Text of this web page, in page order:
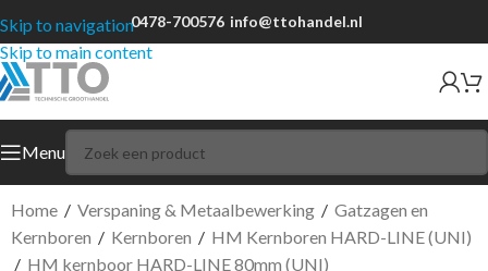
Skip to navigation
Skip to main content
0478-700576 info@ttohandel.nl
Menu
Home / Verspaning & Metaalbewerking / Gatzagen en
Kernboren / Kernboren / HM Kernboren HARD-LINE (UNI)
/ HM kernboor HARD-LINE 80mm (UNI)